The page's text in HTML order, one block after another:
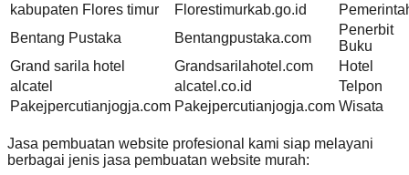
kabupaten Flores timur
Florestimurkab.go.id
Bentang Pustaka
Bentangpustaka.com
Penerbit
Buku
Grand sarila hotel
Grandsarilahotel.com
Hotel
alcatel
alcatel.co.id
Telpon
Pakejpercutianjogja.com Pakejpercutianjogja.com Wisata
Jasa pembuatan website profesional kami siap melayani
berbagai jenis jasa pembuatan website murah: